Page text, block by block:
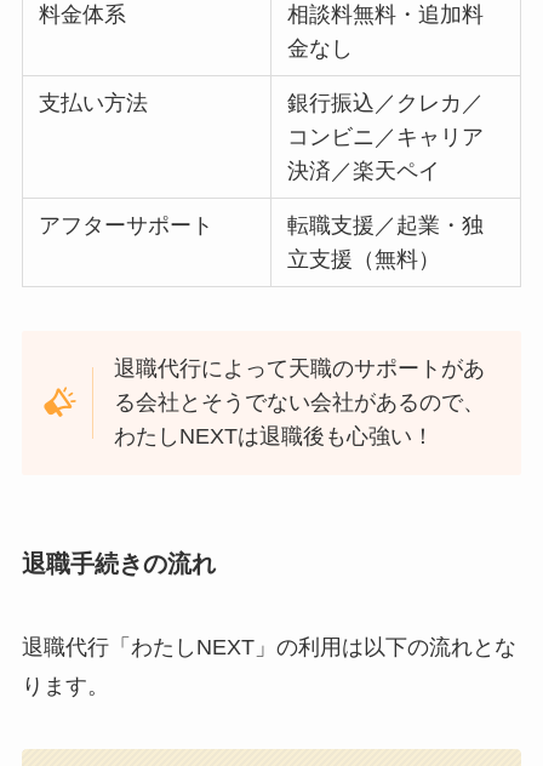
料金体系
相談料無料・追加料
金なし
支払い方法
銀行振込／クレカ／
コンビニ／キャリア
決済／楽天ペイ
アフターサポート
転職支援／起業・独
立支援（無料）
退職代行によって天職のサポートがあ
る会社とそうでない会社があるので、
わたしNEXTは退職後も心強い！
退職手続きの流れ
退職代行「わたしNEXT」の利用は以下の流れとな
ります。